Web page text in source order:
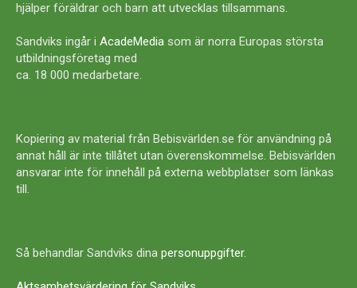
hjälper föräldrar och barn att utvecklas tillsammans.
Sandviks ingår i AcadeMedia som är norra Europas största
utbildningsföretag med
ca. 18 000 medarbetare.
Kopiering av material från Bebisvärlden.se för användning på
annat håll är inte tillåtet utan överenskommelse. Bebisvärlden
ansvarar inte för innehåll på externa webbplatser som länkas
till.
Så behandlar Sandviks dina personuppgifter.